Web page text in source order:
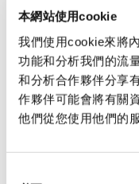
本網站使用cookie
我們使用cookie來將
功能和分析我們的流
和分析合作夥伴分享
作夥伴可能會將有關
他們從您使用他們的
φ22 XW系列 停止用開關
BV404MY